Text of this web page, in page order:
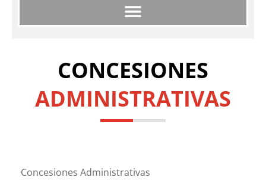
CONCESIONES
ADMINISTRATIVAS
Concesiones Administrativas